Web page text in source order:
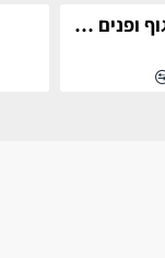
איפור גוף ופנים שחור